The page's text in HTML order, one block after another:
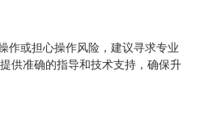
作或担心操作风险，建议寻求专业
供准确的指导和技术支持，确保升